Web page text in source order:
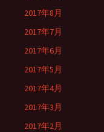
2017年8月
2017年7月
2017年6月
2017年5月
2017年4月
2017年3月
2017年2月